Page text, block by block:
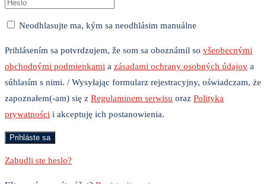
Neodhlasujte ma, kým sa neodhlásim manuálne
Prihlásením sa potvrdzujem, že som sa oboznámil so všeobecnými
obchodnými podmienkami a zásadami ochrany osobných údajov a
súhlasím s nimi. / Wysyłając formularz rejestracyjny, oświadczam, że
zapoznałem(-am) się z Regulaminem serwisu oraz Polityka
prywatności i akceptuję ich postanowienia.
Zabudli ste heslo?